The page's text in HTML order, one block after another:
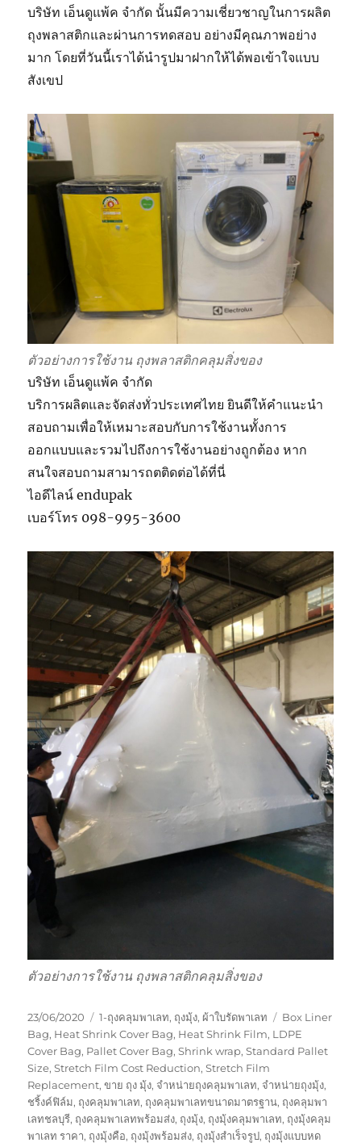
บริษัท เอ็นดูแพ้ค จำกัด นั้นมีความเชี่ยวชาญในการผลิต
ถุงพลาสติกและผ่านการทดสอบ อย่างมีคุณภาพอย่าง
มาก โดยที่วันนี้เราได้นำรูปมาฝากให้ได้พอเข้าใจแบบ
สังเขป
ตัวอย่างการใช้งาน ถุงพลาสติกคลุมสิ่งของ
บริษัท เอ็นดูแพ้ค จำกัด
บริการผลิตและจัดส่งทั่วประเทศไทย ยินดีให้คำแนะนำ
สอบถามเพื่อให้เหมาะสอบกับการใช้งานทั้งการ
ออกแบบและรวมไปถึงการใช้งานอย่างถูกต้อง หาก
สนใจสอบถามสามารถตติดต่อได้ที่นี่
ไอดีไลน์ endupak
เบอร์โทร 098-995-3600
ตัวอย่างการใช้งาน ถุงพลาสติกคลุมสิ่งของ
Posted
on
23/06/2020 Categories
1-ถุงคลุมพาเลท, ถุงมุ้ง, ผ้าใบรัดพาเลท Tags
Box Liner
Bag, Heat Shrink Cover Bag, Heat Shrink Film, LDPE
Cover Bag, Pallet Cover Bag,Shrink wrap,Standard Pallet
Size,Stretch Film Cost Reduction,Stretch Film
Replacement,ขาย ถุง มุ้ง, จำหน่ายถุงคลุมพาเลท, จำหน่ายถุงมุ้ง,
ชริ้งค์ฟิล์ม, ถุงคลุมพาเลท, ถุงคลุมพาเลทขนาดมาตรฐาน, ถุงคลุมพา
เลทชลบุรี, ถุงคลุมพาเลทพร้อมส่ง, ถุงมุ้ง, ถุงมุ้งคลุมพาเลท, ถุงมุ้งคลุม
พาเลท ราคา, ถุงมุ้งคือ, ถุงมุ้งพร้อมส่ง, ถุงมุ้งสำเร็จรูป, ถุงมุ้งแบบหด